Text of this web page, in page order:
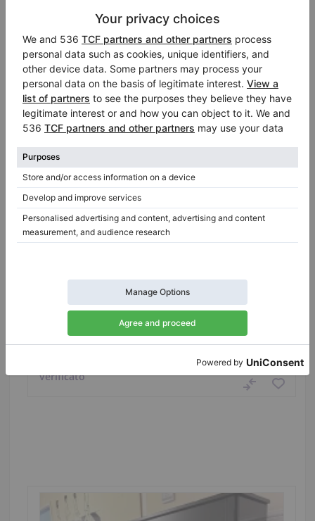
$6,987.61
Yamaha U3 verticale — Suono potente e
consegna gratuita
Anno: 1975 Altezza:51″
Regno Unito
Città:Manchester
verificato